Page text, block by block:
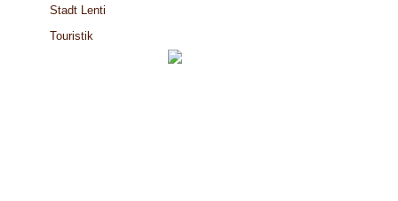
Stadt Lenti
Touristik